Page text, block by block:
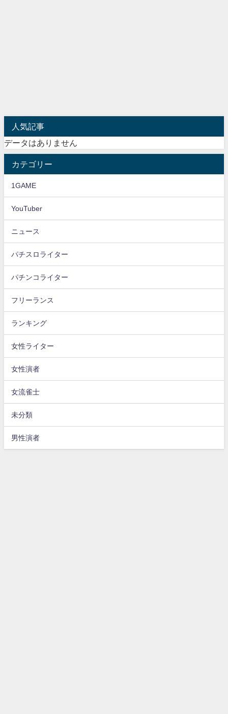
人気記事
データはありません
カテゴリー
1GAME
YouTuber
ニュース
パチスロライター
パチンコライター
フリーランス
ランキング
女性ライター
女性演者
女流雀士
未分類
男性演者